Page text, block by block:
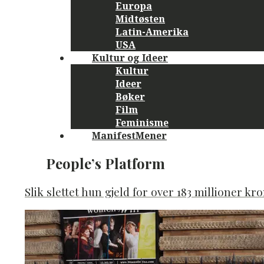
Europa
Midtøsten
Latin-Amerika
USA
Kultur og Ideer
Kultur
Ideer
Bøker
Film
Feminisme
ManifestMener
People’s Platform
Slik slettet hun gjeld for over 183 millioner